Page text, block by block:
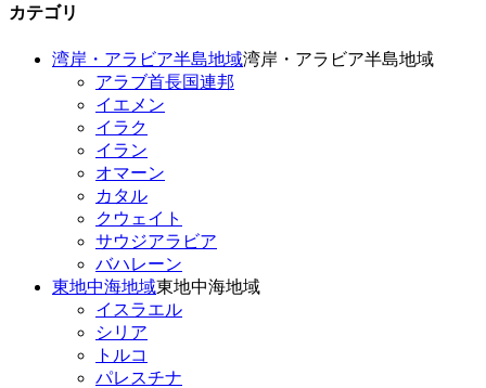
カテゴリ
湾岸・アラビア半島地域湾岸・アラビア半島地域
アラブ首長国連邦
イエメン
イラク
イラン
オマーン
カタル
クウェイト
サウジアラビア
バハレーン
東地中海地域東地中海地域
イスラエル
シリア
トルコ
パレスチナ